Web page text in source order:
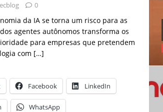
0
da IA se torna um risco para as
agentes autônomos transforma os
para empresas que pretendem
com […]
Facebook LinkedIn
WhatsApp